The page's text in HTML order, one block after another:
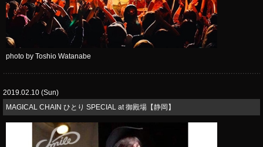
photo by Toshio Watanabe
2019.02.10 (Sun)
MAGICAL CHAIN ひとり SPECIAL at 御殿場【静岡】